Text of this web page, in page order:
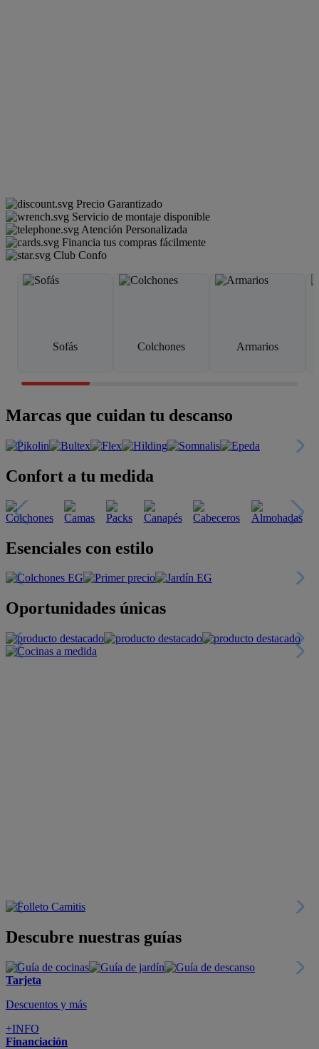
Precio Garantizado
Servicio de montaje disponible
Atención Personalizada
Financia tus compras fácilmente
Club Confo
Sofás Colchones Armarios
Marcas que cuidan tu descanso
Confort a tu medida
Esenciales con estilo
Oportunidades únicas
Descubre nuestras guías
Tarjeta
Descuentos y más
+INFO
Financiación